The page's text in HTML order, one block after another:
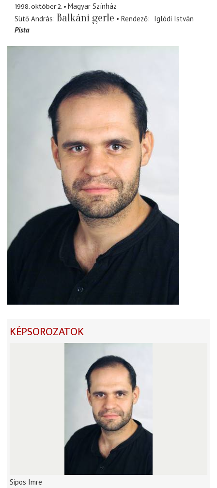
1998. október 2.
Magyar Színház
Sütő András Balkáni gerle Rendező
Iglódi István
Pista
KÉPSOROZATOK
Sipos Imre